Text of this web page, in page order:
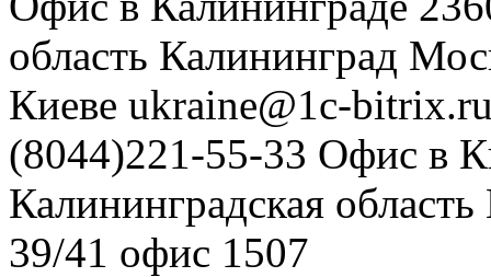
область Калининград
Киеве ukraine@1c-
(8044)221-55-33 Офис в
Калининградская область
39/41 офис 1507